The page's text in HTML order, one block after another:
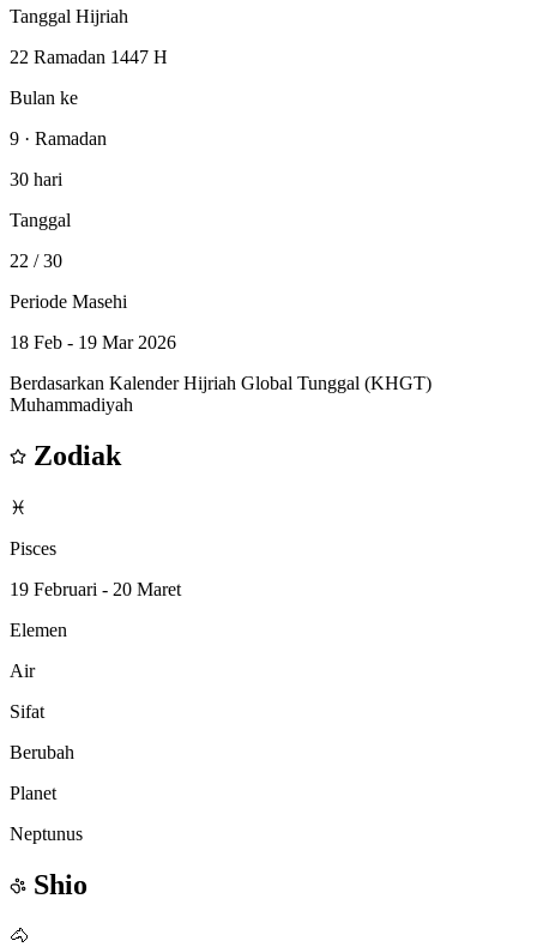
Tanggal Hijriah
22 Ramadan 1447 H
Bulan ke
9 · Ramadan
30 hari
Tanggal
22 / 30
Periode Masehi
18 Feb - 19 Mar 2026
Berdasarkan Kalender Hijriah Global Tunggal (KHGT)
Muhammadiyah
Zodiak
♓
Pisces
19 Februari - 20 Maret
Elemen
Air
Sifat
Berubah
Planet
Neptunus
Shio
🐴